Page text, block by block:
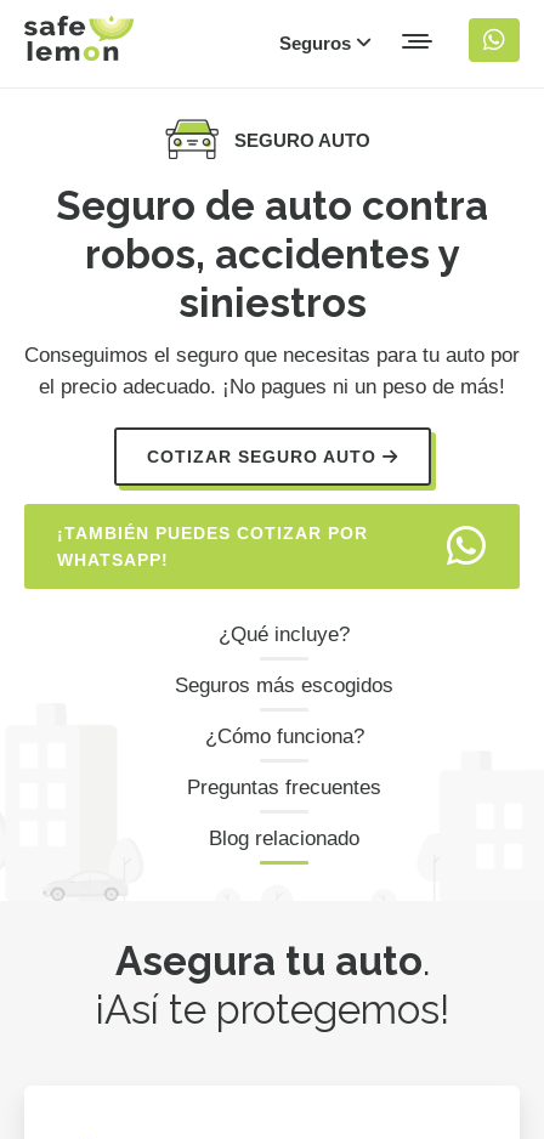
Seguros
SEGURO AUTO
Seguro de auto contra
robos, accidentes y
siniestros
Conseguimos el seguro que necesitas para tu auto por
el precio adecuado. ¡No pagues ni un peso de más!
COTIZAR SEGURO AUTO
¡TAMBIÉN PUEDES COTIZAR POR
WHATSAPP!
¿Qué incluye?
Seguros más escogidos
¿Cómo funciona?
Preguntas frecuentes
Blog relacionado
Asegura tu auto.
¡Así te protegemos!